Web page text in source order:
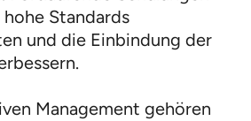
Standards
und die Einbindung der
Management gehören